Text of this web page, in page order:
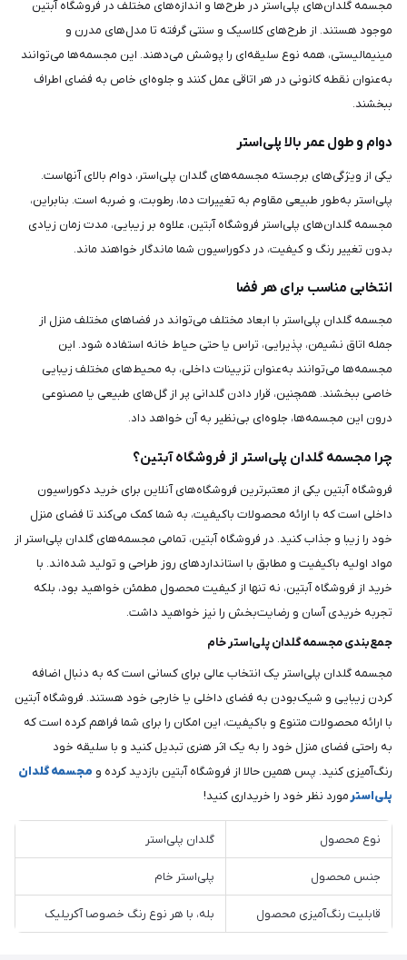
مجسمه گلدان‌های پلی‌استر در طرح‌ها و اندازه‌های مختلف در فروشگاه آبتین
موجود هستند. از طرح‌های کلاسیک و سنتی گرفته تا مدل‌های مدرن و
مینیمالیستی، همه نوع سلیقه‌ای را پوشش می‌دهند. این مجسمه‌ها می‌توانند
به‌عنوان نقطه کانونی در هر اتاقی عمل کنند و جلوه‌ای خاص به فضای اطراف
ببخشند.
دوام و طول عمر بالا پلی‌استر
یکی از ویژگی‌های برجسته مجسمه‌های گلدان پلی‌استر، دوام بالای آنهاست.
پلی‌استر به‌طور طبیعی مقاوم به تغییرات دما، رطوبت، و ضربه است. بنابراین،
مجسمه گلدان‌های پلی‌استر فروشگاه آبتین، علاوه بر زیبایی، مدت زمان زیادی
بدون تغییر رنگ و کیفیت، در دکوراسیون شما ماندگار خواهند ماند.
انتخابی مناسب برای هر فضا
مجسمه گلدان پلی‌استر با ابعاد مختلف می‌تواند در فضاهای مختلف منزل از
جمله اتاق نشیمن، پذیرایی، تراس یا حتی حیاط خانه استفاده شود. این
مجسمه‌ها می‌توانند به‌عنوان تزیینات داخلی، به محیط‌های مختلف زیبایی
خاصی ببخشند. همچنین، قرار دادن گلدانی پر از گل‌های طبیعی یا مصنوعی
درون این مجسمه‌ها، جلوه‌ای بی‌نظیر به آن خواهد داد.
چرا مجسمه گلدان پلی‌استر از فروشگاه آبتین؟
فروشگاه آبتین یکی از معتبرترین فروشگاه‌های آنلاین برای خرید دکوراسیون
داخلی است که با ارائه محصولات باکیفیت، به شما کمک می‌کند تا فضای منزل
خود را زیبا و جذاب کنید. در فروشگاه آبتین، تمامی مجسمه‌های گلدان پلی‌استر از
مواد اولیه باکیفیت و مطابق با استانداردهای روز طراحی و تولید شده‌اند. با
خرید از فروشگاه آبتین، نه تنها از کیفیت محصول مطمئن خواهید بود، بلکه
تجربه خریدی آسان و رضایت‌بخش را نیز خواهید داشت.
جمع‌بندی مجسمه گلدان پلی‌استر خام
مجسمه گلدان پلی‌استر یک انتخاب عالی برای کسانی است که به دنبال اضافه
کردن زیبایی و شیک‌بودن به فضای داخلی یا خارجی خود هستند. فروشگاه آبتین
با ارائه محصولات متنوع و باکیفیت، این امکان را برای شما فراهم کرده است که
به راحتی فضای منزل خود را به یک اثر هنری تبدیل کنید و با سلیقه خود
رنگ‌آمیزی کنید. پس همین حالا از فروشگاه آبتین بازدید کرده و مجسمه گلدان
پلی‌استر مورد نظر خود را خریداری کنید!
نوع محصول گلدان پلی‌استر
جنس محصول پلی‌استر خام
قابلیت رنگ‌آمیزی محصول بله، با هر نوع رنگ خصوصا آکریلیک